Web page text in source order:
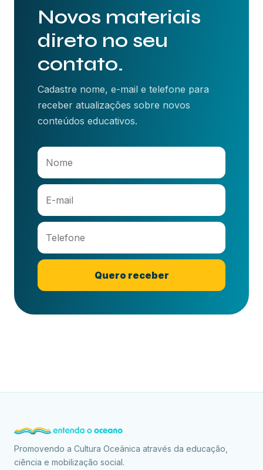
Novos materiais
direto no seu
contato.
Cadastre nome, e-mail e telefone para
receber atualizações sobre novos
conteúdos educativos.
Quero receber
Promovendo a Cultura Oceânica através da educação,
ciência e mobilização social.